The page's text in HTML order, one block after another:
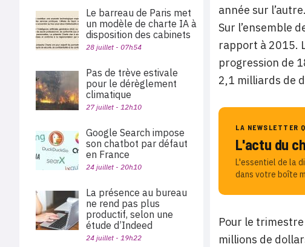
année sur
Sur l’ensemble
rapport à 2015.
progression de
2,1 milliards de
LA NEWSLETTER
L'actu du
L'essentiel de la
dans votre boîte
Pour le
millions de
Le barreau de Paris met
un modèle de charte IA à
disposition des cabinets
28 juillet - 07h54
Pas de trève estivale
pour le dérèglement
climatique
27 juillet - 12h10
Google Search impose
son chatbot par défaut
en France
24 juillet - 20h10
La présence au bureau
ne rend pas plus
productif, selon une
étude d’Indeed
24 juillet - 19h22